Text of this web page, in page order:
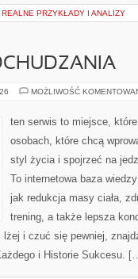
PRZYKŁADY I ANALIZY
MOŻLIWOŚĆ
ten serwis to miejsce,
osobach, które chcą
styl życia i spojrzeć na
To internetowa baza
jak redukcja masy ciała,
trening, a także lepsza
i czuć się pewniej,
i Historie Sukcesu.